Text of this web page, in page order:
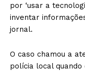
por ‘usar a
inventar
jornal.
O caso chamou a
polícia local